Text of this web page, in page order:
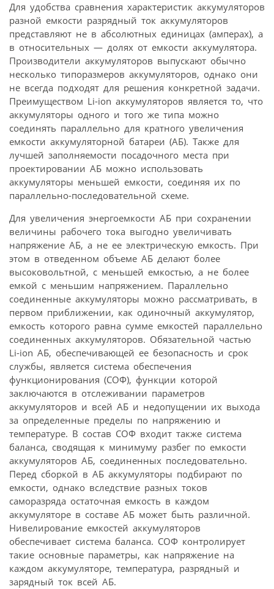
Для удобства сравнения характеристик аккумуляторов
разной емкости разрядный ток аккумуляторов
представляют не в абсолютных единицах (амперах), а
в относительных — долях от емкости аккумулятора.
Производители аккумуляторов выпускают обычно
несколько типоразмеров аккумуляторов, однако они
не всегда подходят для решения конкретной задачи.
Преимуществом Li-ion аккумуляторов является то, что
аккумуляторы одного и того же типа можно
соединять параллельно для кратного увеличения
емкости аккумуляторной батареи (АБ). Также для
лучшей заполняемости посадочного места при
проектировании АБ можно использовать
аккумуляторы меньшей емкости, соединяя их по
параллельно-последовательной схеме.
Для увеличения энергоемкости АБ при сохранении
величины рабочего тока выгодно увеличивать
напряжение АБ, а не ее электрическую емкость. При
этом в отведенном объеме АБ делают более
высоковольтной, с меньшей емкостью, а не более
емкой с меньшим напряжением. Параллельно
соединенные аккумуляторы можно рассматривать, в
первом приближении, как одиночный аккумулятор,
емкость которого равна сумме емкостей параллельно
соединенных аккумуляторов. Обязательной частью
Li-ion АБ, обеспечивающей ее безопасность и срок
службы, является система обеспечения
функционирования (СОФ), функции которой
заключаются в отслеживании параметров
аккумуляторов и всей АБ и недопущении их выхода
за определенные пределы по напряжению и
температуре. В состав СОФ входит также система
баланса, сводящая к минимуму разбег по емкости
аккумуляторов АБ, соединенных последовательно.
Перед сборкой в АБ аккумуляторы подбирают по
емкости, однако вследствие разных токов
саморазряда остаточная емкость в каждом
аккумуляторе в составе АБ может быть различной.
Нивелирование емкостей аккумуляторов
обеспечивает система баланса. СОФ контролирует
такие основные параметры, как напряжение на
каждом аккумуляторе, температура, разрядный и
зарядный ток всей АБ.